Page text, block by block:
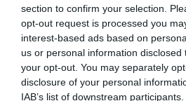
section to confirm your selection.
opt-out request is processed you
interest-based ads based on
us or personal information
your opt-out. You may separately
disclosure of your personal
IAB’s list of downstream